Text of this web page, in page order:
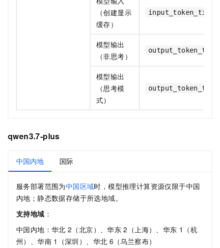
（创建显示
缓存）
模型输出
（非思考）
模型输出
（思考模
式）
qwen3.7-plus
中国内地 国际
服务部署范围为中国区域时，模型推理计算资源仅限于中国
内地；静态数据存储于所选地域。
支持地域 ：
中国内地：华北 2（北京）、华东 2（上海）、华东 1（杭
州）、华南 1（深圳）、华北 6（乌兰察布）